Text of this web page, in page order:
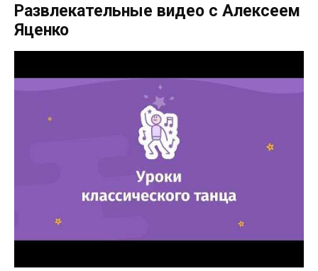
Развлекательные видео с Алексеем
Яценко